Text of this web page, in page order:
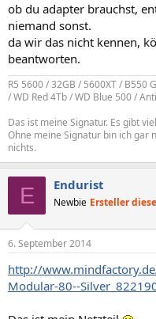
ob du adapter brauchst,
niemand sonst.
da wir das nicht kennen,
beantworten.
R5 5600 / 32GB / 5600XT / B550
/ WD Red 4Tb / WD Blue 500 /
Das ist meine Signatur. Es gibt
Ohne meine Signatur bin ich gar
nichts.
E Endurist
Newbie Ersteller
6. September 2014
http://
Modular-80--